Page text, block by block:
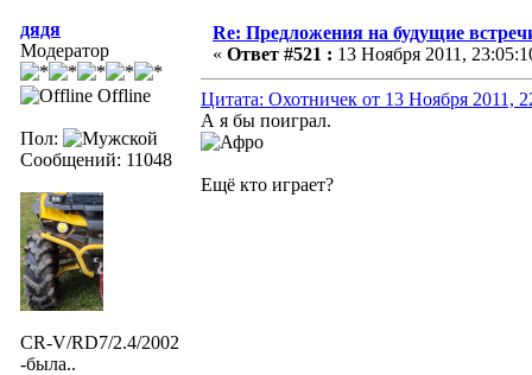
дядя
Модератор
Offline
Пол:
Сообщений: 11048
CR-V/RD7/2.4/2002
-была..
Re: Предложения на будущие
« Ответ #521 : 13 Ноября 2011,
Цитата: Охотничек от 13 Ноября 2011,
А я бы поиграл.
Ещё кто играет?